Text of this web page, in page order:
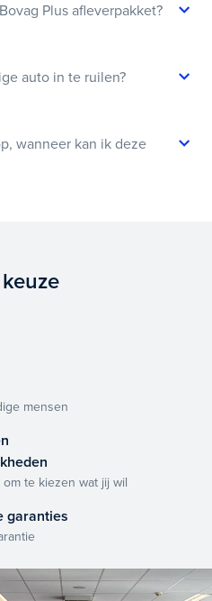
Plus afleverpakket?
auto in te ruilen?
wanneer kan ik deze
mensen
te kiezen wat jij wil
garanties